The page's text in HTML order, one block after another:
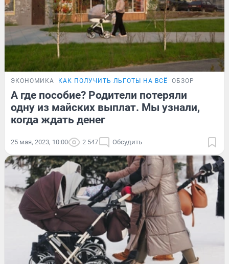
ЭКОНОМИКА КАК ПОЛУЧИТЬ ЛЬГОТЫ НА ВСЁ ОБЗОР
А где пособие? Родители потеряли
одну из майских выплат. Мы узнали,
когда ждать денег
25 мая, 2023, 10:00 2 547 Обсудить